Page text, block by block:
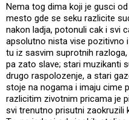
Nema tog dima koji je gusci
mesto gde se seku razlicite
nakon ladja, potonuli cak i svi
apsolutno nista vise pozitivno
tu iz sasvim suprotnih
pa zato slave; stari muzikanti
drugo raspolozenje, a stari
stoje na nogama i imaju cime
razlicitim zivotnim pricama je
svi trenutno prisutni zaokruzili